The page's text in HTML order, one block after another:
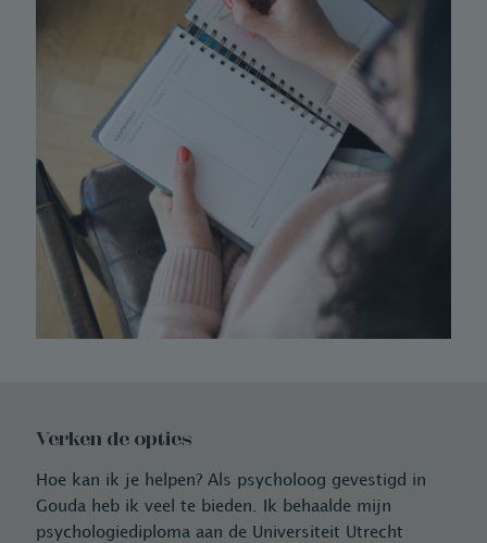
Verken de opties
Hoe kan ik je helpen? Als psycholoog gevestigd in
Gouda heb ik veel te bieden. Ik behaalde mijn
psychologiediploma aan de Universiteit Utrecht